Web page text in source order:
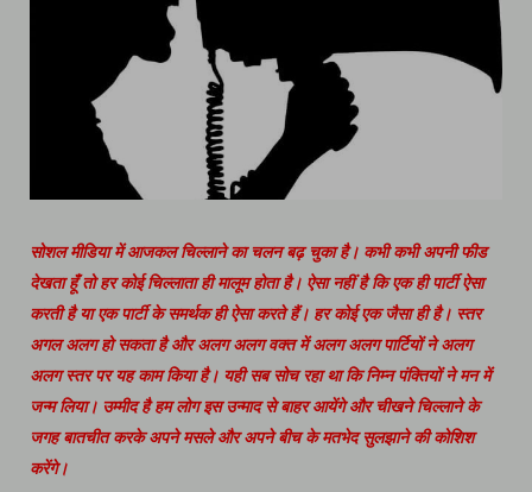
सोशल मीडिया में आजकल चिल्लाने का चलन बढ़ चुका है। कभी कभी अपनी फीड
देखता हूँ तो हर कोई चिल्लाता ही मालूम होता है। ऐसा नहीं है कि एक ही पार्टी ऐसा
करती है या एक पार्टी के समर्थक ही ऐसा करते हैं। हर कोई एक जैसा ही है। स्तर
अगल अलग हो सकता है और अलग अलग वक्त में अलग अलग पार्टियों ने अलग
अलग स्तर पर यह काम किया है। यही सब सोच रहा था कि निम्न पंक्तियों ने मन में
जन्म लिया। उम्मीद है हम लोग इस उन्माद से बाहर आयेंगे और चीखने चिल्लाने के
जगह बातचीत करके अपने मसले और अपने बीच के मतभेद सुलझाने की कोशिश
करेंगे।